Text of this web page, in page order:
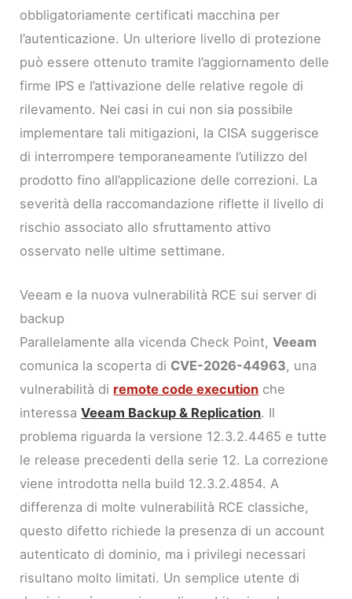
obbligatoriamente certificati macchina per
l’autenticazione. Un ulteriore livello di protezione
può essere ottenuto tramite l’aggiornamento delle
firme IPS e l’attivazione delle relative regole di
rilevamento. Nei casi in cui non sia possibile
implementare tali mitigazioni, la CISA suggerisce
di interrompere temporaneamente l’utilizzo del
prodotto fino all’applicazione delle correzioni. La
severità della raccomandazione riflette il livello di
rischio associato allo sfruttamento attivo
osservato nelle ultime settimane.
Veeam e la nuova vulnerabilità RCE sui server di
backup
Parallelamente alla vicenda Check Point,Veeam
comunica la scoperta di CVE-2026-44963, una
vulnerabilità di remote code execution che
interessaVeeam Backup & Replication. Il
problema riguarda la versione 12.3.2.4465 e tutte
le release precedenti della serie 12. La correzione
viene introdotta nella build 12.3.2.4854. A
differenza di molte vulnerabilità RCE classiche,
questo difetto richiede la presenza di un account
autenticato di dominio, ma i privilegi necessari
risultano molto limitati. Un semplice utente di